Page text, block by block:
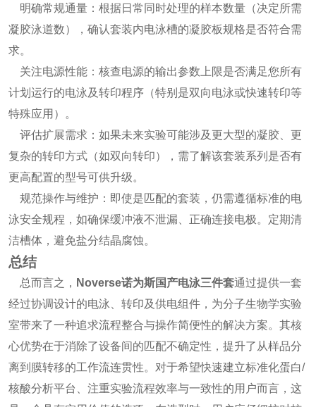
明确常规通量：根据日常同时处理的样本数量（决定所需
凝胶泳道数），确认套装内电泳槽的凝胶板规格是否符合需
求。
关注电源性能：核查电源的输出参数上限是否满足您所有
计划运行的电泳及转印程序（特别是双向电泳或快速转印等
特殊应用）。
评估扩展需求：如果未来实验可能涉及更大型的凝胶、更
复杂的转印方式（如双向转印），需了解该套装系列是否有
更高配置的型号可供升级。
规范操作与维护：即使是匹配的套装，仍需遵循标准的电
泳安全规程，如确保缓冲液不泄漏、正确连接电极。定期清
洁槽体，避免盐分结晶腐蚀。
总结
总而言之， Noverse诺为斯国产电泳三件套通过提供一套
经过协调设计的电泳、转印及供电组件，为分子生物学实验
室带来了一种追求流程整合与操作简便性的解决方案。其核
心优势在于消除了设备间的匹配不确定性，提升了从样品分
离到膜转移的工作流连贯性。对于希望快速建立标准化蛋白/
核酸分析平台、注重实验流程效率与一致性的用户而言，这